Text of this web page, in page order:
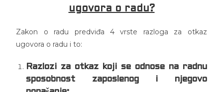
ugovora o radu?
Zakon o radu predviđa 4 vrste razloga za otkaz
ugovora o radu i to:
Razlozi za otkaz koji se odnose na radnu
sposobnost zaposlenog i njegovo